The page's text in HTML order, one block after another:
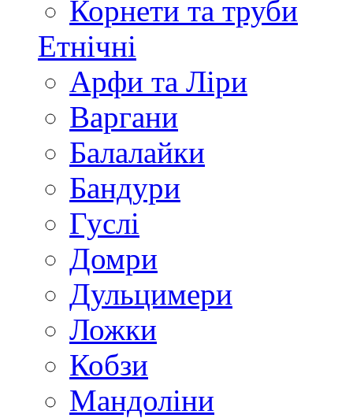
Корнети та труби
Етнічні
Арфи та Ліри
Варгани
Балалайки
Бандури
Гуслі
Домри
Дульцимери
Ложки
Кобзи
Мандоліни